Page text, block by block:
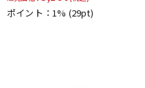
ポイント：1% (29pt)